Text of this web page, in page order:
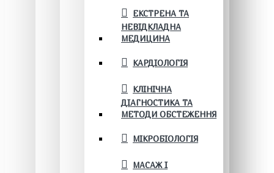
ЕКСТРЕНА ТА
НЕВІДКЛАДНА
МЕДИЦИНА
КАРДІОЛОГІЯ
КЛІНІЧНА
ДІАГНОСТИКА ТА
МЕТОДИ ОБСТЕЖЕННЯ
МІКРОБІОЛОГІЯ
МАСАЖ І